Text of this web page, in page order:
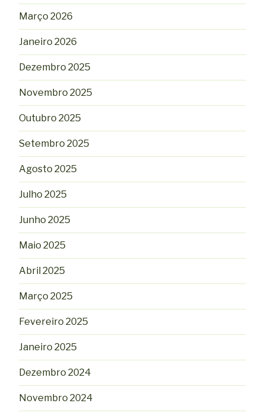
Março 2026
Janeiro 2026
Dezembro 2025
Novembro 2025
Outubro 2025
Setembro 2025
Agosto 2025
Julho 2025
Junho 2025
Maio 2025
Abril 2025
Março 2025
Fevereiro 2025
Janeiro 2025
Dezembro 2024
Novembro 2024